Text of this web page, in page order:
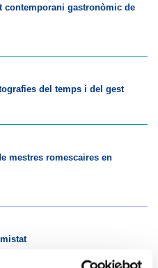
contemporani gastronòmic de
del temps i del gest
mestres romescaires en